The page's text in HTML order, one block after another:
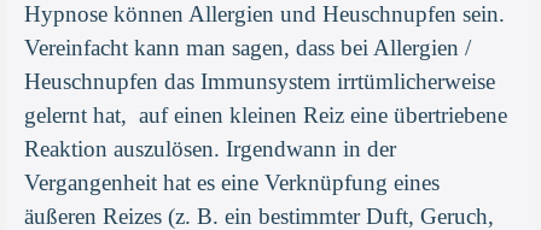
Hypnose können Allergien und Heuschnupfen sein.
Vereinfacht kann man sagen, dass bei Allergien /
Heuschnupfen das Immunsystem irrtümlicherweise
gelernt hat, auf einen kleinen Reiz eine übertriebene
Reaktion auszulösen. Irgendwann in der
Vergangenheit hat es eine Verknüpfung eines
äußeren Reizes (z. B. ein bestimmter Duft, Geruch,